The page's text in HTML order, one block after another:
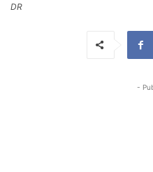
DR
-